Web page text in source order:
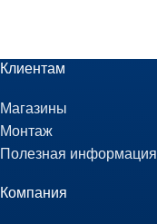
Клиентам
Магазины
Монтаж
Полезная информация
Компания